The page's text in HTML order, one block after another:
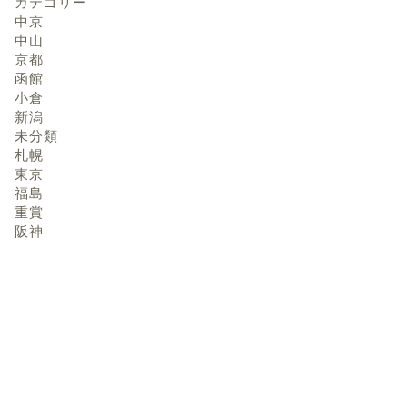
中京
中山
京都
函館
小倉
新潟
未分類
札幌
東京
福島
重賞
阪神